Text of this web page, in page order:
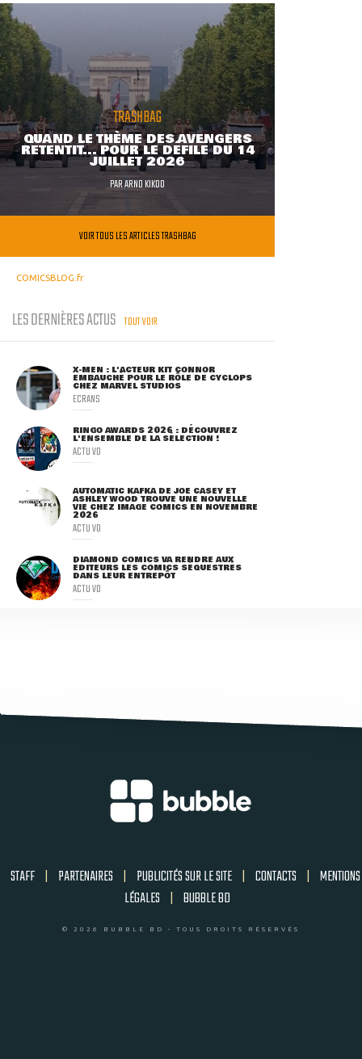
TRASHBAG
QUAND LE THÈME DES AVENGERS
RETENTIT... POUR LE DÉFILÉ DU 14
JUILLET 2026
PARARNO KIKOO
VOIR TOUS LES ARTICLES TRASHBAG
COMICSBLOG.fr
LES DERNIÈRES ACTUS TOUT VOIR
X-MEN : L'ACTEUR KIT CONNOR
EMBAUCHÉ POUR LE RÔLE DE CYCLOPS
CHEZ MARVEL STUDIOS
ECRANS
RINGO AWARDS 2026 : DÉCOUVREZ
L'ENSEMBLE DE LA SÉLECTION !
ACTU VO
AUTOMATIC KAFKA DE JOE CASEY ET
ASHLEY WOOD TROUVE UNE NOUVELLE
VIE CHEZ IMAGE COMICS EN NOVEMBRE
2026
ACTU VO
DIAMOND COMICS VA RENDRE AUX
ÉDITEURS LES COMICS SÉQUESTRÉS
DANS LEUR ENTREPÔT
ACTU VO
STAFF | PARTENAIRES | PUBLICITÉS SUR LE SITE | CONTACTS | MENTIONS
LÉGALES | BUBBLE BD
© 2026 BUBBLE BD - TOUS DROITS RÉSERVÉS